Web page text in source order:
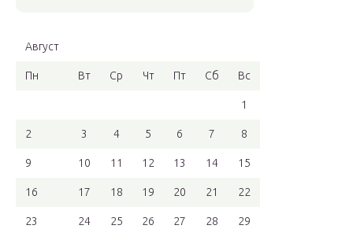
Август
Пн Вт Ср Чт Пт Сб Вс
1
2 3 4 5 6 7 8
9 10 11 12 13 14 15
16 17 18 19 20 21 22
23 24 25 26 27 28 29